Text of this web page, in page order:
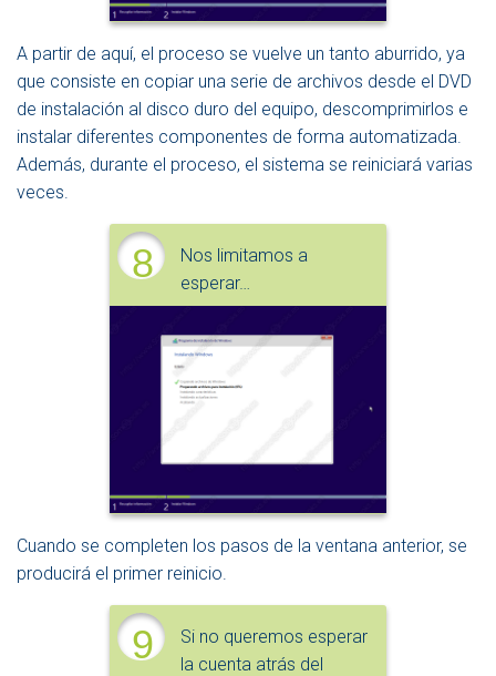
A partir de aquí, el proceso se vuelve un tanto aburrido, ya
que consiste en copiar una serie de archivos desde el DVD
de instalación al disco duro del equipo, descomprimirlos e
instalar diferentes componentes de forma automatizada.
Además, durante el proceso, el sistema se reiniciará varias
veces.
8
Nos limitamos a
esperar…
Cuando se completen los pasos de la ventana anterior, se
producirá el primer reinicio.
9
Si no queremos esperar
la cuenta atrás del